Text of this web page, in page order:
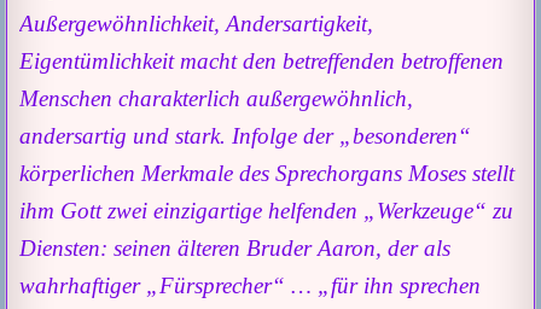
Außergewöhnlichkeit, Andersartigkeit,
Eigentümlichkeit macht den betreffenden betroffenen
Menschen charakterlich außergewöhnlich,
andersartig und stark. Infolge der „besonderen“
körperlichen Merkmale des Sprechorgans Moses stellt
ihm Gott zwei einzigartige helfenden „Werkzeuge“ zu
Diensten: seinen älteren Bruder Aaron, der als
wahrhaftiger „Fürsprecher“ … „für ihn sprechen